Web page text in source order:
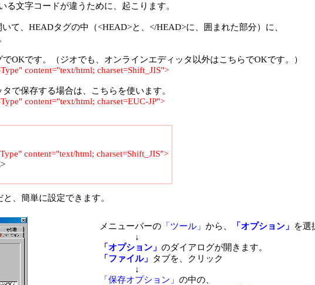
文字コードが違うために、起こります。
て、HEADタグの中（<HEAD>と、</HEAD>に、囲まれた部分）に、
です。（ジオでも、オンラインエディッタ以外はこちらでOKです。）
content="text/html; charset=Shift_JIS">
保存する場合は、こちらを使います。
content="text/html; charset=EUC-JP">
content="text/html; charset=Shift_JIS">
、簡単に設定できます。
メニューバーの 「ツール」 から、 「オプション」
を選
↓
「オプション」 のダイアログが開きます。
「ファイル」
タブを、クリック
↓
「保存オプション」 の中の、